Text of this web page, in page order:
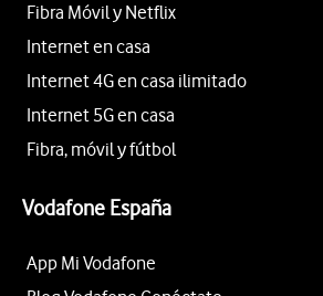
Fibra Móvil y Netflix
Internet en casa
Internet 4G en casa ilimitado
Internet 5G en casa
Fibra, móvil y fútbol
Vodafone España
App Mi Vodafone